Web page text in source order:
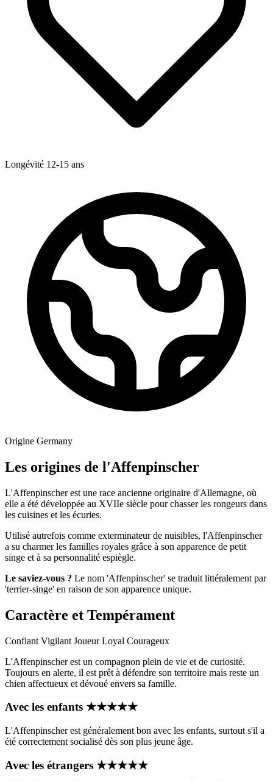
Longévité 12-15 ans
Origine Germany
Les origines de l'Affenpinscher
L'Affenpinscher est une race ancienne originaire d'Allemagne, où
elle a été développée au XVIIe siècle pour chasser les rongeurs dans
les cuisines et les écuries.
Utilisé autrefois comme exterminateur de nuisibles, l'Affenpinscher
a su charmer les familles royales grâce à son apparence de petit
singe et à sa personnalité espiègle.
Le saviez-vous ? Le nom 'Affenpinscher' se traduit littéralement par
'terrier-singe' en raison de son apparence unique.
Caractère et Tempérament
Confiant Vigilant JoueurLoyal Courageux
L'Affenpinscher est un compagnon plein de vie et de curiosité.
Toujours en alerte, il est prêt à défendre son territoire mais reste un
chien affectueux et dévoué envers sa famille.
Avec les enfants ★★★★★
L'Affenpinscher est généralement bon avec les enfants, surtout s'il a
été correctement socialisé dès son plus jeune âge.
Avec les étrangers ★★★★★